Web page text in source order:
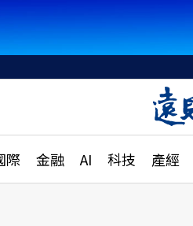
際 金融 AI 科技 產經
國際
特